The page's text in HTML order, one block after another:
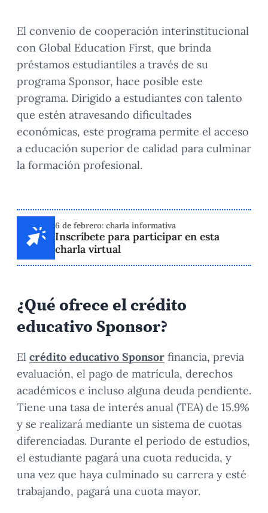
El convenio de cooperación interinstitucional
con Global Education First, que brinda
préstamos estudiantiles a través de su
programa Sponsor, hace posible este
programa. Dirigido a estudiantes con talento
que estén atravesando dificultades
económicas, este programa permite el acceso
a educación superior de calidad para culminar
la formación profesional.
6 de febrero: charla informativa
Inscríbete para participar en esta
charla virtual
¿Qué ofrece el crédito
educativo Sponsor?
El crédito educativo Sponsor financia, previa
evaluación, el pago de matrícula, derechos
académicos e incluso alguna deuda pendiente.
Tiene una tasa de interés anual (TEA) de 15.9%
y se realizará mediante un sistema de cuotas
diferenciadas. Durante el periodo de estudios,
el estudiante pagará una cuota reducida, y
una vez que haya culminado su carrera y esté
trabajando, pagará una cuota mayor.